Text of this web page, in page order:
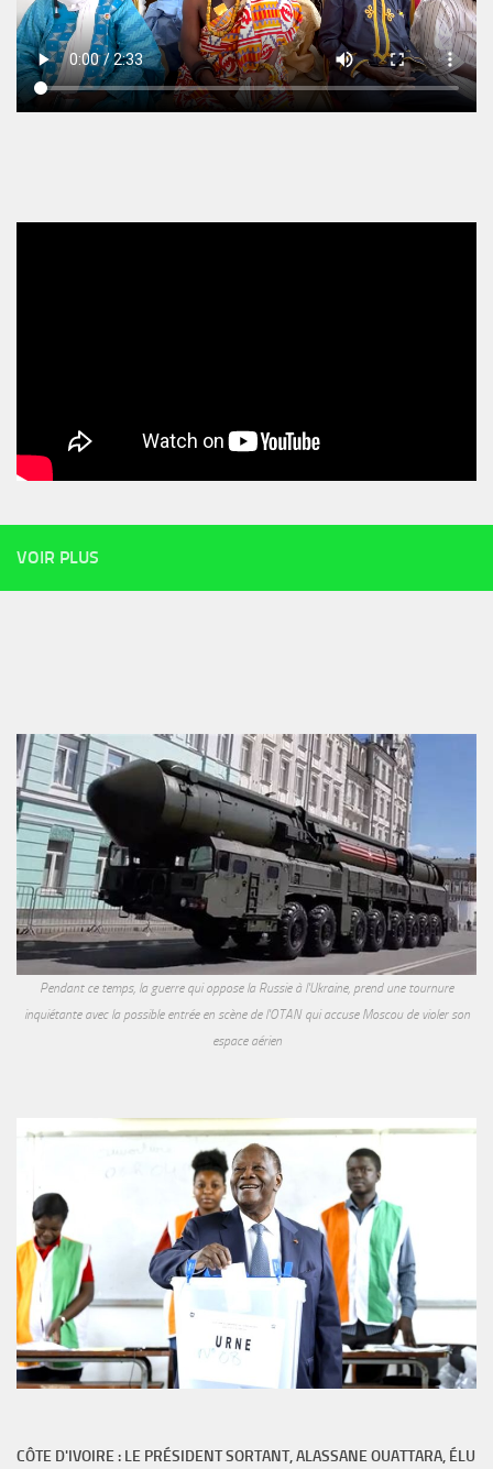
VOIR PLUS
Pendant ce temps, la guerre qui oppose la Russie à l'Ukraine, prend une tournure
inquiétante avec la possible entrée en scène de l'OTAN qui accuse Moscou de violer son
espace aérien
CÔTE D'IVOIRE : LE PRÉSIDENT SORTANT, ALASSANE OUATTARA, ÉLU